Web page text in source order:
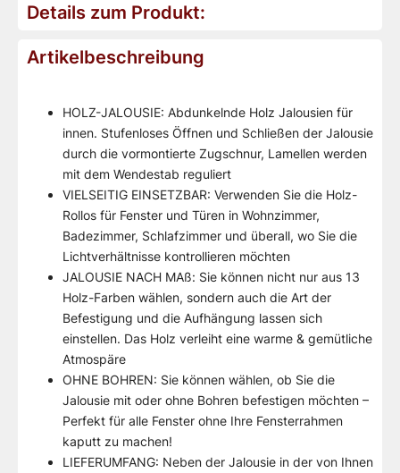
Details zum Produkt:
Artikelbeschreibung
HOLZ-JALOUSIE: Abdunkelnde Holz Jalousien für
innen. Stufenloses Öffnen und Schließen der Jalousie
durch die vormontierte Zugschnur, Lamellen werden
mit dem Wendestab reguliert
VIELSEITIG EINSETZBAR: Verwenden Sie die Holz-
Rollos für Fenster und Türen in Wohnzimmer,
Badezimmer, Schlafzimmer und überall, wo Sie die
Lichtverhältnisse kontrollieren möchten
JALOUSIE NACH MAß: Sie können nicht nur aus 13
Holz-Farben wählen, sondern auch die Art der
Befestigung und die Aufhängung lassen sich
einstellen. Das Holz verleiht eine warme & gemütliche
Atmospäre
OHNE BOHREN: Sie können wählen, ob Sie die
Jalousie mit oder ohne Bohren befestigen möchten –
Perfekt für alle Fenster ohne Ihre Fensterrahmen
kaputt zu machen!
LIEFERUMFANG: Neben der Jalousie in der von Ihnen